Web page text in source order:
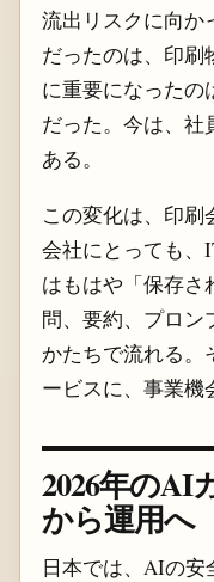
流出リスクに向か
だったのは、印刷
に重要になったの
だった。今は、
ある。
この変化は、印刷
会社にとっても、
はもはや「保存さ
問、要約、プロン
かたちで流れる。
ービスに、事業機
2026年のAI
から運用へ
日本では、AIの安